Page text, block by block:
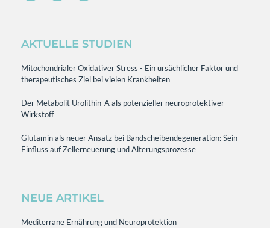
AKTUELLE STUDIEN
Mitochondrialer Oxidativer Stress - Ein ursächlicher Faktor und
therapeutisches Ziel bei vielen Krankheiten
Der Metabolit Urolithin-A als potenzieller neuroprotektiver
Wirkstoff
Glutamin als neuer Ansatz bei Bandscheibendegeneration: Sein
Einfluss auf Zellerneuerung und Alterungsprozesse
NEUE ARTIKEL
Mediterrane Ernährung und Neuroprotektion